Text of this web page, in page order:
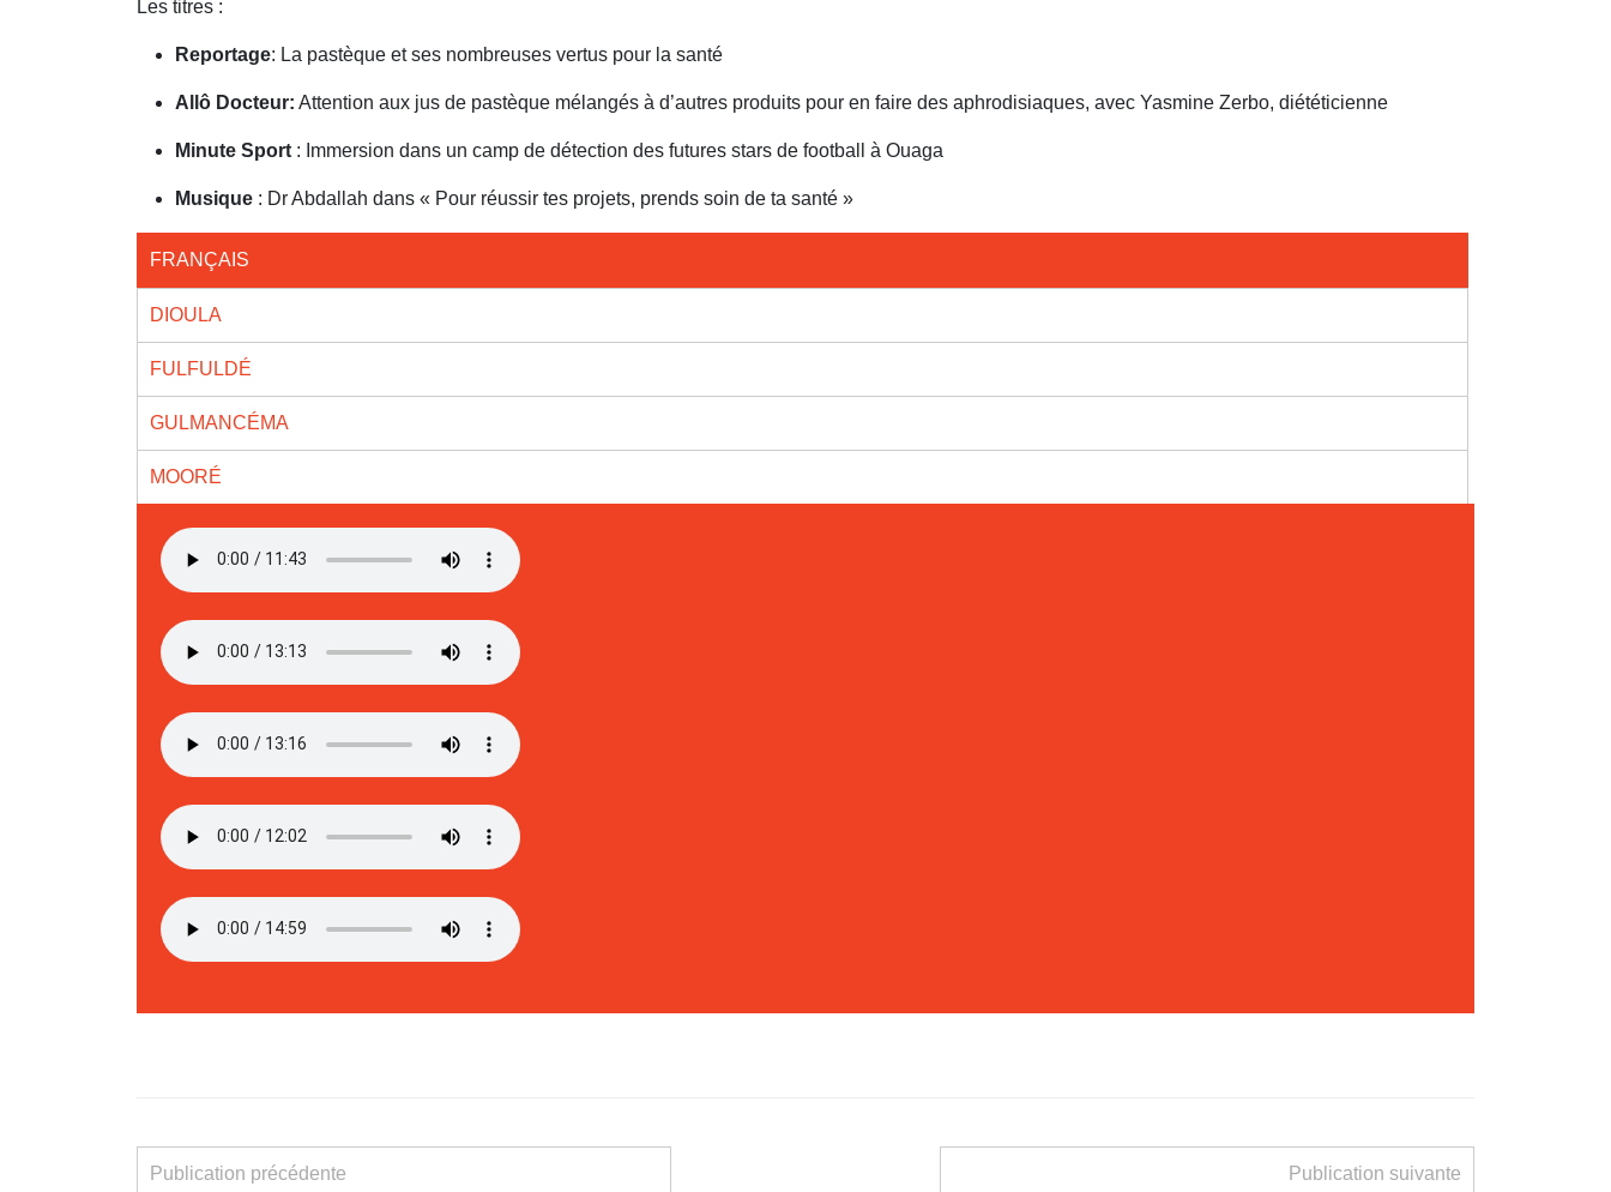
Les titres :
Reportage: La pastèque et ses nombreuses vertus pour la santé
Allô Docteur: Attention aux jus de pastèque mélangés à d’autres produits pour en faire des aphrodisiaques, avec Yasmine Zerbo, diététicienne
Minute Sport : Immersion dans un camp de détection des futures stars de football à Ouaga
Musique : Dr Abdallah dans « Pour réussir tes projets, prends soin de ta santé »
FRANÇAIS
DIOULA
FULFULDÉ
GULMANCÉMA
MOORÉ
Publication précédente Publication suivante